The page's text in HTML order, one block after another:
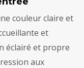
couleur claire et
et
éclairé et propre
aux